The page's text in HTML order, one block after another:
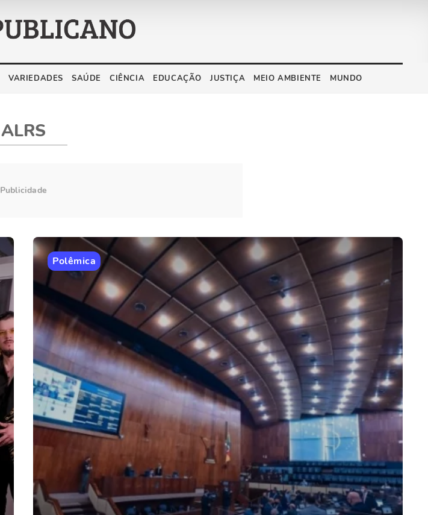
VARIEDADES SAÚDE CIÊNCIA EDUCAÇÃO JUSTIÇA MEIO AMBIENTE MUNDO
ALRS
Polêmica